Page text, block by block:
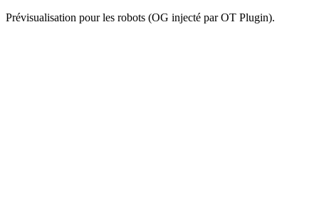
Prévisualisation pour les robots (OG injecté par OT Plugin).